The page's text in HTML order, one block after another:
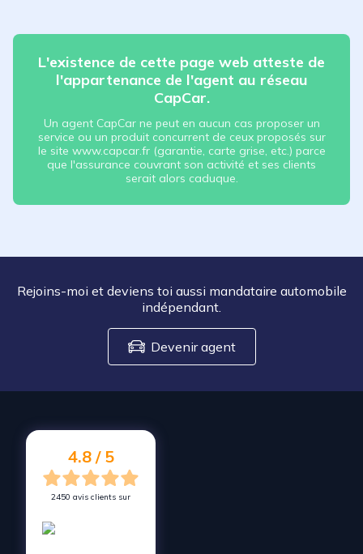
L'existence de cette page web atteste de
l'appartenance de l'agent au réseau
CapCar.
Un agent CapCar ne peut en aucun cas proposer un
service ou un produit concurrent de ceux proposés sur
le site www.capcar.fr (garantie, carte grise, etc.) parce
que l'assurance couvrant son activité et ses clients
serait alors caduque.
Rejoins-moi et deviens toi aussi mandataire automobile
indépendant.
Devenir agent
4.8 / 5
2450 avis clients sur